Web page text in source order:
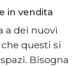
in vendita
a dei nuovi
questi si
Bisogna